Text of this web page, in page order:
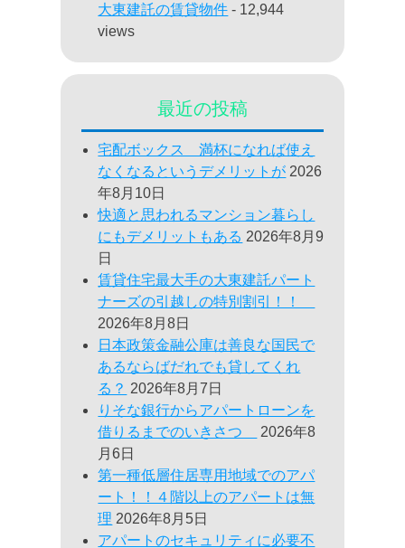
大東建託の賃貸物件 - 12,944
views
最近の投稿
宅配ボックス 満杯になれば使え
なくなるというデメリットが 2026
年8月10日
快適と思われるマンション暮らし
にもデメリットもある 2026年8月9
日
賃貸住宅最大手の大東建託パート
ナーズの引越しの特別割引！！
2026年8月8日
日本政策金融公庫は善良な国民で
あるならばだれでも貸してくれ
る？ 2026年8月7日
りそな銀行からアパートローンを
借りるまでのいきさつ
2026年8
月6日
第一種低層住居専用地域でのアパ
ート！！４階以上のアパートは無
理 2026年8月5日
アパートのセキュリティに必要不